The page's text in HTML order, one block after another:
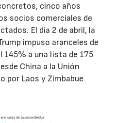
cinco años
socios comerciales de
El día 2 de abril, la
impuso aranceles de
145% a una lista de 175
China a la Unión
por Laos y Zimbabue